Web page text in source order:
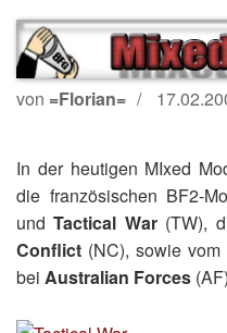
von =Florian=
In der heutigen MIxed
die französischen BF2-
undTactical War(TW),
Conflict (NC), sowie
bei Australian Forces